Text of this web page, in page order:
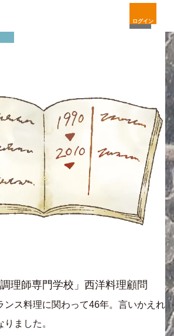
ログイン
理師専門学校」西洋料理顧問
ンス料理に関わって46年。言いかえれ
ました。